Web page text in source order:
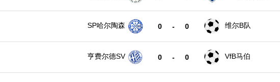
SP哈尔陶森 0 - 0 维尔B队
亨费尔德SV 0 - 0 VfB马伯